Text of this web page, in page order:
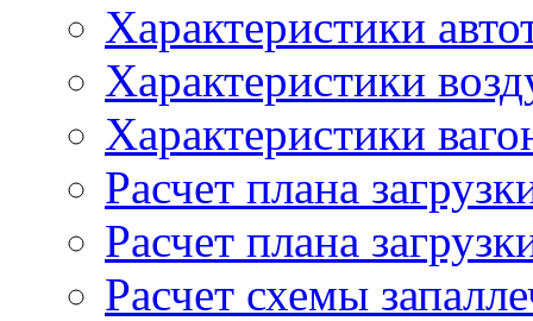
Характеристики
Характеристики
Характеристики
Расчет плана
Расчет плана
Расчет схемы